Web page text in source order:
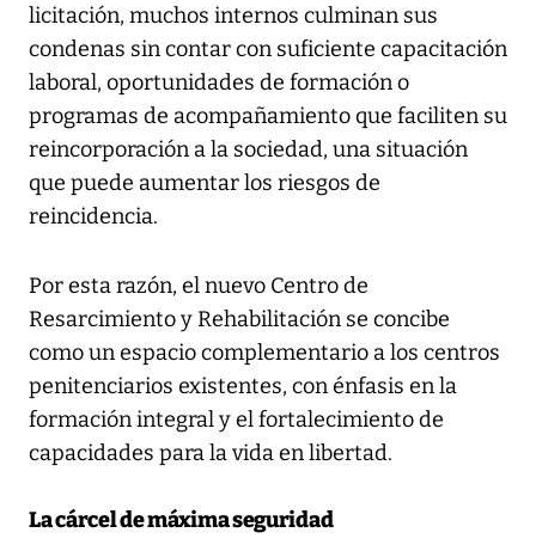
licitación, muchos internos culminan sus
condenas sin contar con suficiente capacitación
laboral, oportunidades de formación o
programas de acompañamiento que faciliten su
reincorporación a la sociedad, una situación
que puede aumentar los riesgos de
reincidencia.
Por esta razón, el nuevo Centro de
Resarcimiento y Rehabilitación se concibe
como un espacio complementario a los centros
penitenciarios existentes, con énfasis en la
formación integral y el fortalecimiento de
capacidades para la vida en libertad.
La cárcel de máxima seguridad